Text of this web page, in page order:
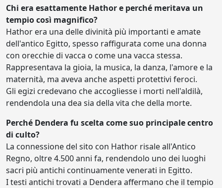
Chi era esattamente Hathor e perché meritava un
tempio così magnifico?
Hathor era una delle divinità più importanti e amate
dell'antico Egitto, spesso raffigurata come una donna
con orecchie di vacca o come una vacca stessa.
Rappresentava la gioia, la musica, la danza, l'amore e la
maternità, ma aveva anche aspetti protettivi feroci.
Gli egizi credevano che accogliesse i morti nell'aldilà,
rendendola una dea sia della vita che della morte.
Perché Dendera fu scelta come suo principale centro
di culto?
La connessione del sito con Hathor risale all'Antico
Regno, oltre 4.500 anni fa, rendendolo uno dei luoghi
sacri più antichi continuamente venerati in Egitto.
I testi antichi trovati a Dendera affermano che il tempio